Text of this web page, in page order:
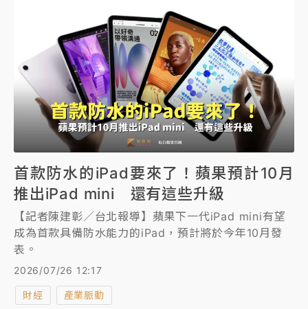
首款防水的iPad要來了！蘋果預計10月
推出iPad mini 還有這些升級
【記者陳建彰／台北報導】蘋果下一代iPad mini有望
成為首款具備防水能力的iPad，預計將於今年10月發
表。
2026/07/26 12:17
財經 產業脈動